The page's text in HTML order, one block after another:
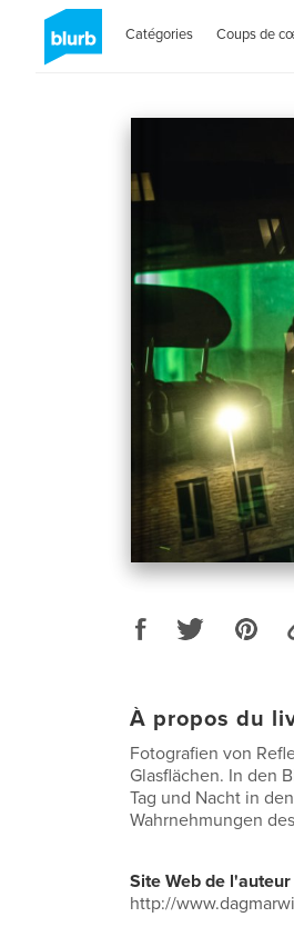
Catégories Coups de
À propos du
Fotografien von
Glasflächen. In den
Tag und Nacht in
Wahrnehmungen
Site Web de l'auteur
http://